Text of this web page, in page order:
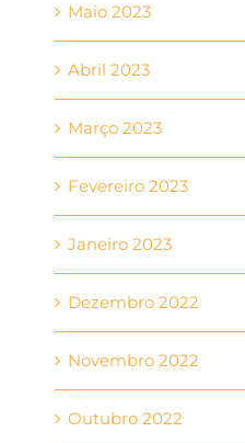
Maio 2023
Abril 2023
Março 2023
Fevereiro 2023
Janeiro 2023
Dezembro 2022
Novembro 2022
Outubro 2022